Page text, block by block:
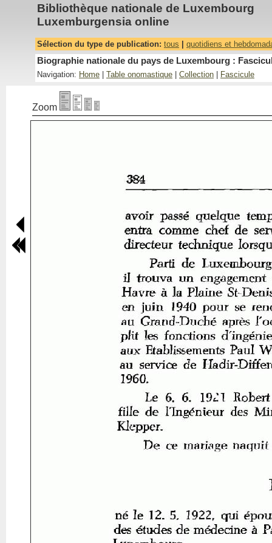
Bibliothèque nationale de Luxembourg
Luxemburgensia online
Sélection du type de publication: tous quotidiens et
Biographie nationale du pays de Luxembourg :
Navigation: Home Table onomastique Collection Fascicule
Zoom